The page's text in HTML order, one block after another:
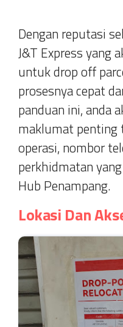
Dengan reputasi
J&T Express yang
untuk drop off
prosesnya cepat
panduan ini, anda
maklumat penting
operasi, nombor
perkhidmatan
Hub Penampang.
Lokasi Dan